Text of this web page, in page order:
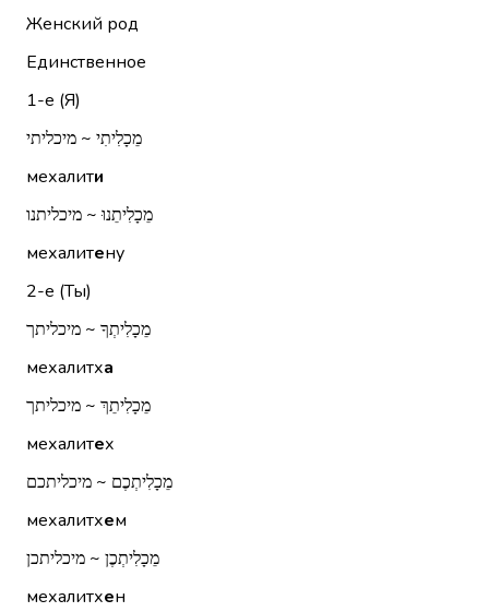
Женский род
Единственное
1-е (Я)
מֵכָלִיתִי ~ מיכליתי
мехалити
מֵכָלִיתֵנוּ ~ מיכליתנו
мехалитену
2-е (Ты)
מֵכָלִיתְךָ ~ מיכליתך
мехалитха
מֵכָלִיתֵךְ ~ מיכליתך
мехалитех
מֵכָלִיתְכֶם ~ מיכליתכם
мехалитхем
מֵכָלִיתְכֶן ~ מיכליתכן
мехалитхен